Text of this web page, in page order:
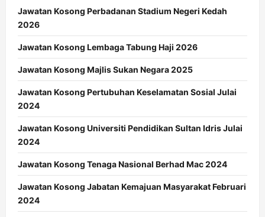
Jawatan Kosong Perbadanan Stadium Negeri Kedah
2026
Jawatan Kosong Lembaga Tabung Haji 2026
Jawatan Kosong Majlis Sukan Negara 2025
Jawatan Kosong Pertubuhan Keselamatan Sosial Julai
2024
Jawatan Kosong Universiti Pendidikan Sultan Idris Julai
2024
Jawatan Kosong Tenaga Nasional Berhad Mac 2024
Jawatan Kosong Jabatan Kemajuan Masyarakat Februari
2024